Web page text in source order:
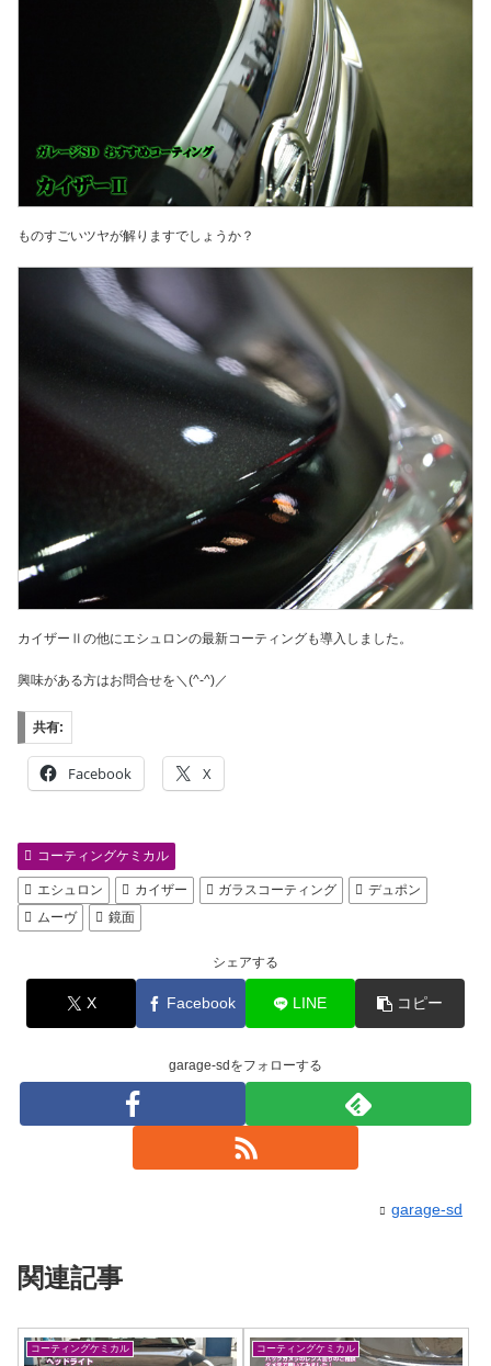
ものすごいツヤが解りますでしょうか？
カイザーⅡの他にエシュロンの最新コーティングも導入しました。
興味がある方はお問合せを＼(^-^)／
共有:
Facebook X
コーティングケミカル
エシュロン カイザー ガラスコーティング
デュポン
ムーヴ
鏡面
シェアする
X Facebook LINE コピー
garage-sdをフォローする
garage-sd
関連記事
コーティングケミカル コーティングケミカル